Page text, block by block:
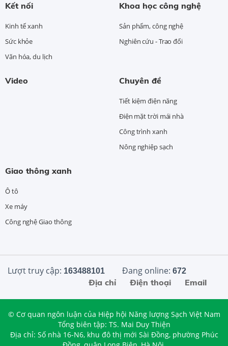
Kết nối
Kinh tế xanh
Sức khỏe
Văn hóa, du lịch
Khoa học công nghệ
Sản phẩm, công nghệ
Nghiên cứu - Trao đổi
Video Chuyên đề
Tiết kiệm điện năng
Điện mặt trời mái nhà
Công trình xanh
Nông nghiệp sạch
Giao thông xanh
Ô tô
Xe máy
Công nghệ Giao thông
Lượt truy cập: 163488101 Đang online: 672
Email
Điện thoại
Địa chỉ
© Cơ quan ngôn luận của Hiệp hội Năng lượng Sạch Việt Nam
Tổng biên tập: TS. Mai Duy Thiện
Địa chỉ: Số nhà 16-N6, khu đô thị mới Sài Đồng, phường Phúc